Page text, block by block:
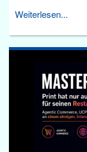
Weiterlesen...